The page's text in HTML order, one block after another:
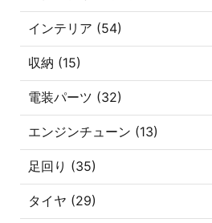
インテリア (54)
収納 (15)
電装パーツ (32)
エンジンチューン (13)
足回り (35)
タイヤ (29)